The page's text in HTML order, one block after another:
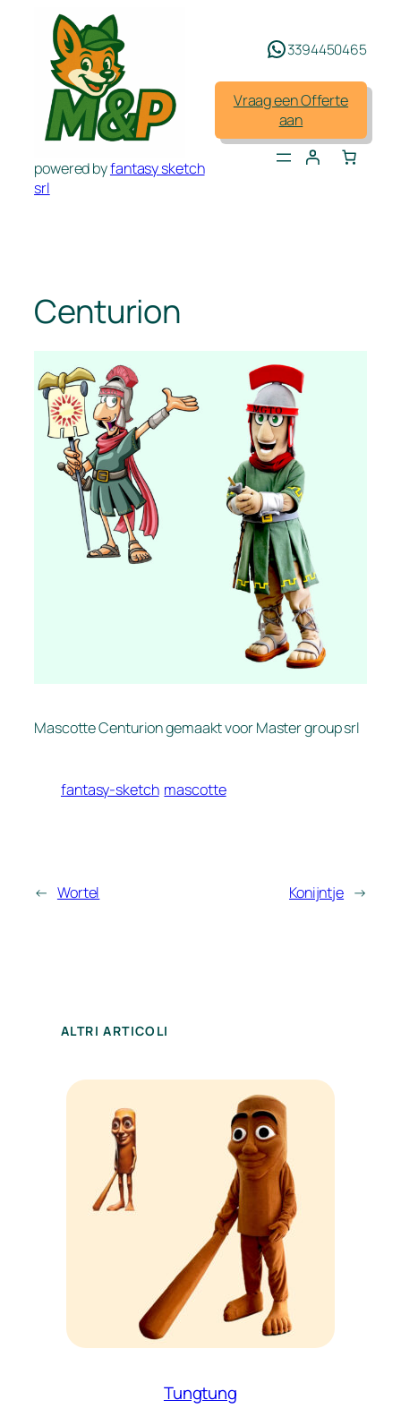
powered byfantasy sketch
srl
3394450465
Vraag een Offerte
aan
Centurion
Mascotte Centurion gemaakt voor Master group srl
fantasy-sketch mascotte
← Wortel Konijntje →
ALTRI ARTICOLI
Tungtung